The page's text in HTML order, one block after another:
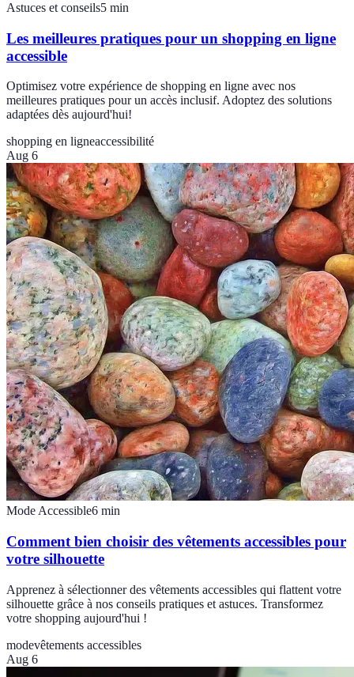
Astuces et conseils5 min
Les meilleures pratiques pour un shopping en ligne
accessible
Optimisez votre expérience de shopping en ligne avec nos
meilleures pratiques pour un accès inclusif. Adoptez des solutions
adaptées dès aujourd'hui!
shopping en ligneaccessibilité
Aug 6
Mode Accessible6 min
Comment bien choisir des vêtements accessibles pour
votre silhouette
Apprenez à sélectionner des vêtements accessibles qui flattent votre
silhouette grâce à nos conseils pratiques et astuces. Transformez
votre shopping aujourd'hui !
modevêtements accessibles
Aug 6